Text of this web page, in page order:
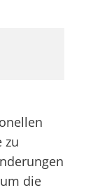
zu
die